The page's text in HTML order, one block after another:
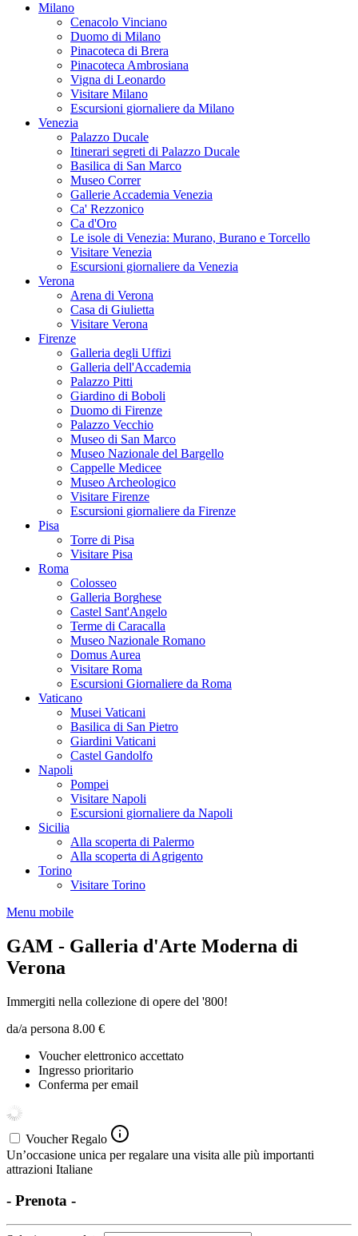
Milano
Cenacolo Vinciano
Duomo di Milano
Pinacoteca di Brera
Pinacoteca Ambrosiana
Vigna di Leonardo
Visitare Milano
Escursioni giornaliere da Milano
Venezia
Palazzo Ducale
Itinerari segreti di Palazzo Ducale
Basilica di San Marco
Museo Correr
Gallerie Accademia Venezia
Ca' Rezzonico
Ca d'Oro
Le isole di Venezia: Murano, Burano e Torcello
Visitare Venezia
Escursioni giornaliere da Venezia
Verona
Arena di Verona
Casa di Giulietta
Visitare Verona
Firenze
Galleria degli Uffizi
Galleria dell'Accademia
Palazzo Pitti
Giardino di Boboli
Duomo di Firenze
Palazzo Vecchio
Museo di San Marco
Museo Nazionale del Bargello
Cappelle Medicee
Museo Archeologico
Visitare Firenze
Escursioni giornaliere da Firenze
Pisa
Torre di Pisa
Visitare Pisa
Roma
Colosseo
Galleria Borghese
Castel Sant'Angelo
Terme di Caracalla
Museo Nazionale Romano
Domus Aurea
Visitare Roma
Escursioni Giornaliere da Roma
Vaticano
Musei Vaticani
Basilica di San Pietro
Giardini Vaticani
Castel Gandolfo
Napoli
Pompei
Visitare Napoli
Escursioni giornaliere da Napoli
Sicilia
Alla scoperta di Palermo
Alla scoperta di Agrigento
Torino
Visitare Torino
Menu mobile
GAM - Galleria d'Arte Moderna di
Verona
Immergiti nella collezione di opere del '800!
da/a persona 8.00 €
Voucher elettronico accettato
Ingresso prioritario
Conferma per email
Voucher Regalo
Un’occasione unica per regalare una visita alle più importanti
attrazioni Italiane
- Prenota -